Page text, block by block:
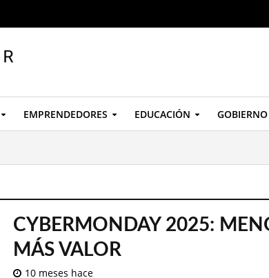
EMPRENDEDORES EDUCACIÓN GOBIERNO
CYBERMONDAY 2025:
MÁS VALOR
10 meses hace